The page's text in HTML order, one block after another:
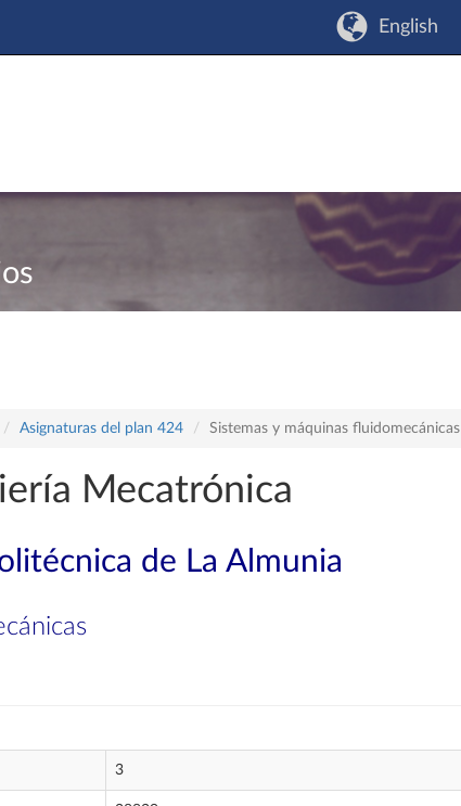
English
Asignaturas del plan 424 Sistemas y máquinas fluidomecánicas
Mecatrónica
de La Almunia
3